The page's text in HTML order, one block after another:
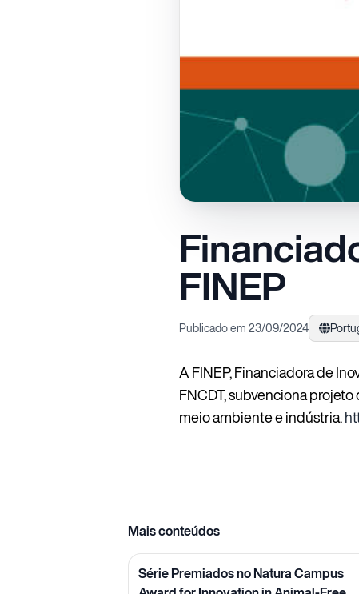
FINEP
Publicado em 23/09/2024
A FINEP, Financiadora de
FNCDT, subvenciona
meio ambiente e indústria.
Mais conteúdos
Série Premiados no Natura Campus